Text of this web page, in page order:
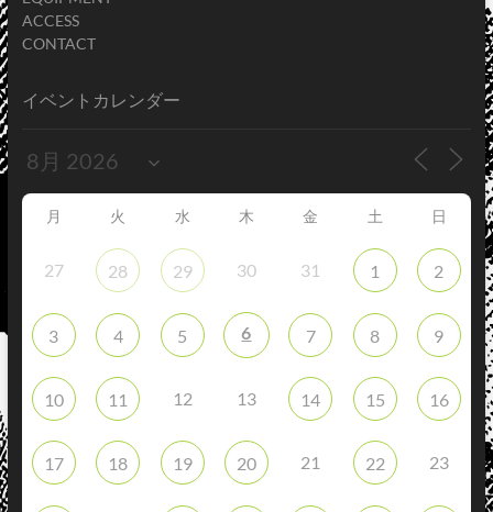
ACCESS
CONTACT
イベントカレンダー
月 火 水 木 金 土 日
27 28 29 30 31 1 2
3 4 5 6 7 8 9
10 11 12 13 14 15 16
17 18 19 20 21 22 23